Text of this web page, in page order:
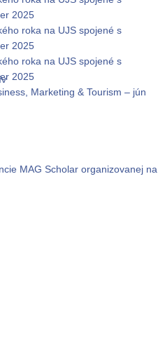
2025
roka na UJS spojené s
2025
roka na UJS spojené s
2025
Marketing & Tourism – jún
MAG Scholar organizovanej na